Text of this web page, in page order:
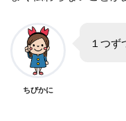
ちびかに
１つず